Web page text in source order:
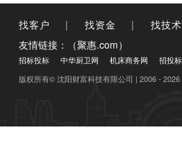
找客户 | 找资金 | 找技术
友情链接：（聚惠.com）
招标投标 中华厨卫网 机床商务网
招投
版权所有© 沈阳财富科技有限公司 | 2006 - 2026